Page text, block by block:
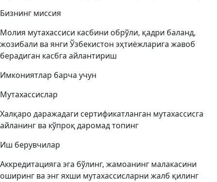
Бизнинг миссия
Молия мутахассиси касбини обрўли, қадри баланд,
жозибали ва янги Ўзбекистон эҳтиёжларига жавоб
берадиган касбга айлантириш
Имкониятлар барча учун
Мутахассислар
Халқаро даражадаги сертификатланган мутахассисга
айланинг ва кўпроқ даромад топинг
Иш берувчилар
Аккредитацияга эга бўлинг, жамоанинг малакасини
оширинг ва энг яхши мутахассисларни жалб қилинг